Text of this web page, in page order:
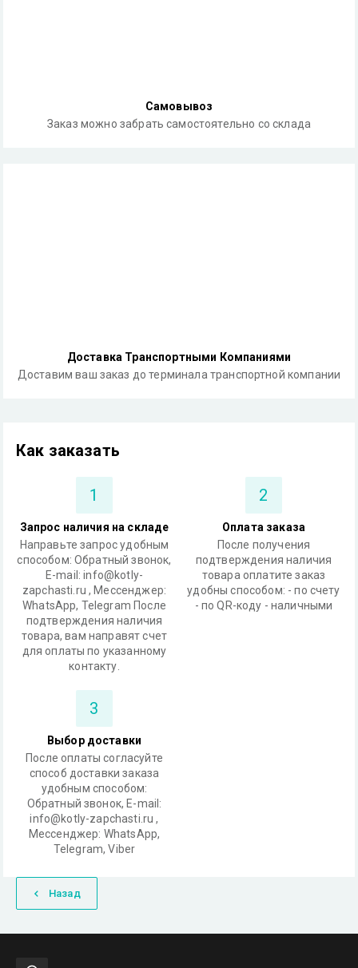
Самовывоз
Заказ можно забрать самостоятельно со склада
Доставка Транспортными Компаниями
Доставим ваш заказ до терминала транспортной компании
Как заказать
1
Запрос наличия на складе
Направьте запрос удобным
способом: Обратный звонок,
Е-mail: info@kotly-
zapchasti.ru , Мессенджер:
WhatsApp, Telegram После
подтверждения наличия
товара, вам направят счет
для оплаты по указанному
контакту.
2
Оплата заказа
После получения
подтверждения наличия
товара оплатите заказ
удобны способом: - по счету
- по QR-коду - наличными
3
Выбор доставки
После оплаты согласуйте
способ доставки заказа
удобным способом:
Обратный звонок, Е-mail:
info@kotly-zapchasti.ru ,
Мессенджер: WhatsApp,
Telegram, Viber
Назад